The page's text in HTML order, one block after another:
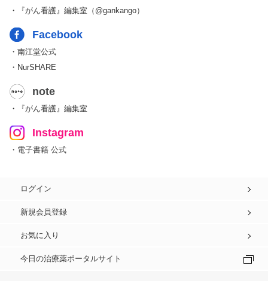
・『がん看護』編集室（@gankango）
Facebook
・南江堂公式
・NurSHARE
note
・『がん看護』編集室
Instagram
・電子書籍 公式
ログイン
新規会員登録
お気に入り
今日の治療薬ポータルサイト